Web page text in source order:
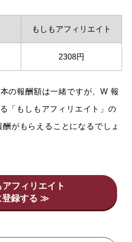
もしもアフィリエイト
2308円
の報酬額は一緒ですが、W 報
「もしもアフィリエイト」の
がもらえることになるでしょ
アフィリエイト